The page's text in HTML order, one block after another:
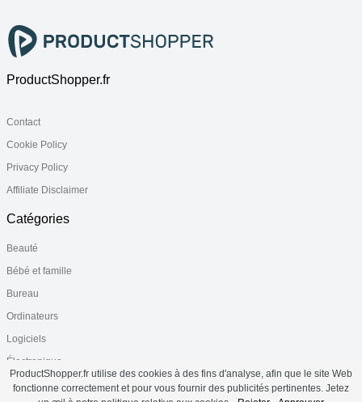
ProductShopper.fr
Contact
Cookie Policy
Privacy Policy
Affiliate Disclaimer
Catégories
Beauté
Bébé et famille
Bureau
Ordinateurs
Logiciels
Électronique
Santé
ProductShopper.fr utilise des cookies à des fins d'analyse, afin que le site Web
fonctionne correctement et pour vous fournir des publicités pertinentes. Jetez